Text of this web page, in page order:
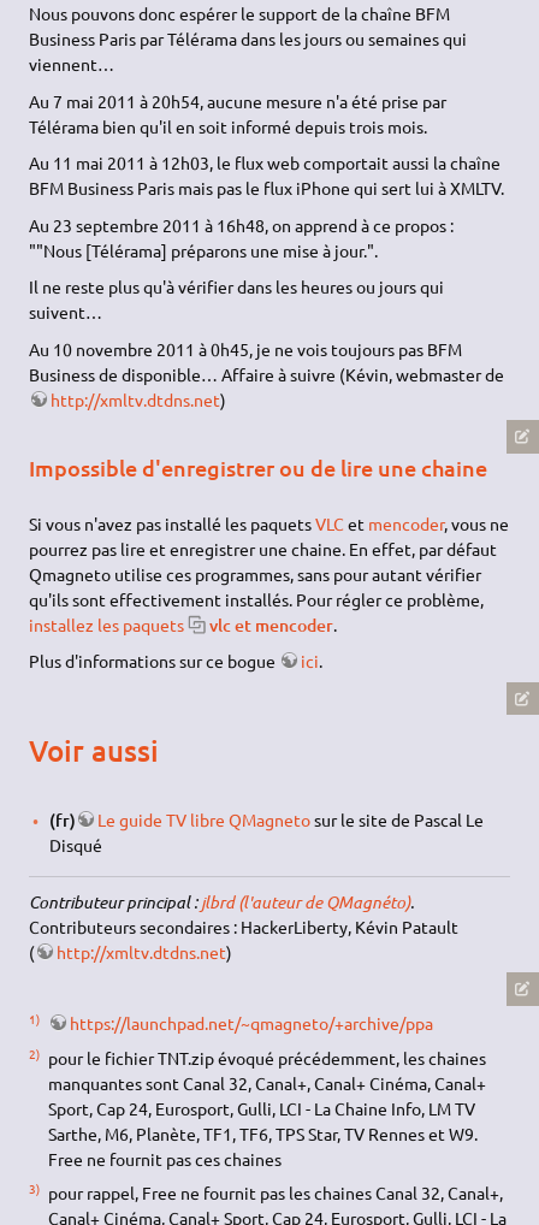
Nous pouvons donc espérer le support de la chaîne BFM
Business Paris par Télérama dans les jours ou semaines qui
viennent…
Au 7 mai 2011 à 20h54, aucune mesure n'a été prise par
Télérama bien qu'il en soit informé depuis trois mois.
Au 11 mai 2011 à 12h03, le flux web comportait aussi la chaîne
BFM Business Paris mais pas le flux iPhone qui sert lui à XMLTV.
Au 23 septembre 2011 à 16h48, on apprend à ce propos :
""Nous [Télérama] préparons une mise à jour.".
Il ne reste plus qu'à vérifier dans les heures ou jours qui
suivent…
Au 10 novembre 2011 à 0h45, je ne vois toujours pas BFM
Business de disponible… Affaire à suivre (Kévin, webmaster de
http://xmltv.dtdns.net)
Impossible d'enregistrer ou de lire une chaine
Si vous n'avez pas installé les paquetsVLC et mencoder, vous ne
pourrez pas lire et enregistrer une chaine. En effet, par défaut
Qmagneto utilise ces programmes, sans pour autant vérifier
qu'ils sont effectivement installés. Pour régler ce problème,
installez les paquets
vlc et mencoder
Plus d'informations sur ce bogue
ici.
Voir aussi
(fr) Le guide TV libre QMagnetosur le site de Pascal Le
Disqué
Contributeur principal :jlbrd (l'auteur de QMagnéto).
Contributeurs secondaires : HackerLiberty, Kévin Patault
(
http://xmltv.dtdns.net)
1) https://launchpad.net/~qmagneto/+archive/ppa
2) pour le fichier TNT.zip évoqué précédemment, les chaines
manquantes sont Canal 32, Canal+, Canal+ Cinéma, Canal+
Sport, Cap 24, Eurosport, Gulli, LCI - La Chaine Info, LM TV
Sarthe, M6, Planète, TF1, TF6, TPS Star, TV Rennes et W9.
Free ne fournit pas ces chaines
3) pour rappel, Free ne fournit pas les chaines Canal 32, Canal+,
Canal+ Cinéma, Canal+ Sport, Cap 24, Eurosport, Gulli, LCI - La